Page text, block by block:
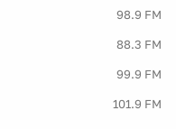
98.9 FM
88.3 FM
99.9 FM
101.9 FM